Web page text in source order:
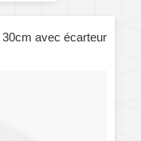
avec écarteur